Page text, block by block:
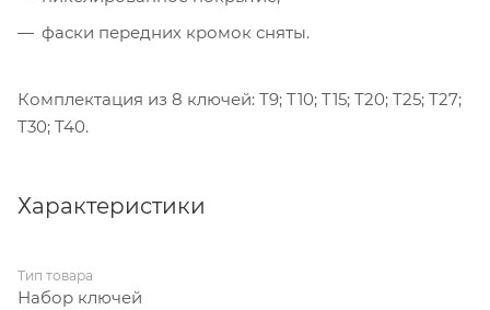
фаски передних кромок сняты.
Комплектация из 8 ключей: T9; T10; T15; T20; T25; T27;
T30; T40.
Характеристики
Тип товара
Набор ключей